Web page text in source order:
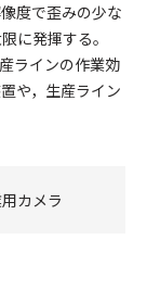
度で歪みの少な
に発揮する。
ラインの作業効
や，生産ライン
カメラ